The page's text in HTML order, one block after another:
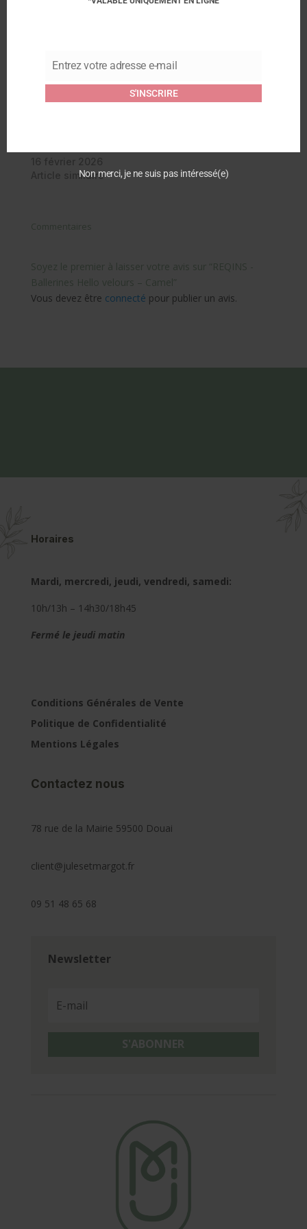
Camel
Article similaire
Nude
Article similaire
Article similaire
Commentaires
Soyez le premier à laisser votre avis sur “REQINS -
Ballerines Hello velours – Camel”
Vous devez être connecté pour publier un avis.
Horaires
Mardi, mercredi, jeudi, vendredi, samedi:
10h/13h – 14h30/18h45
Fermé le jeudi matin
Conditions Générales de Vente
Politique de Confidentialité
Mentions Légales
Contactez nous
78 rue de la Mairie 59500 Douai
client@julesetmargot.fr
09 51 48 65 68
Newsletter
S'ABONNER
Email
Entrez votre adresse e-mail
S'INSCRIRE
Non merci, je ne suis pas intéressé(e)